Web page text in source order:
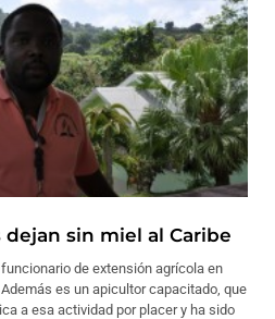
sin miel al Caribe
de extensión agrícola en
es un apicultor capacitado, que
a esa actividad por placer y ha sido